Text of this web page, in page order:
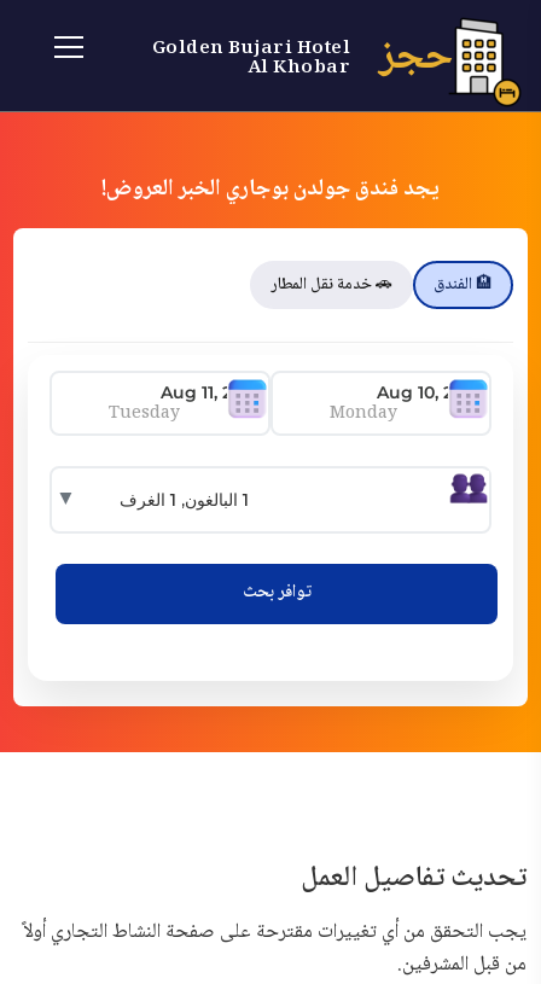
حجز Golden Bujari Hotel
Al Khobar
يجد فندق جولدن بوجاري الخبر العروض!
🏨 الفندق 🚗 خدمة نقل المطار
Monday
Tuesday
▼
توافر بحث
تحديث تفاصيل العمل
يجب التحقق من أي تغييرات مقترحة على صفحة النشاط التجاري أولاً
من قبل المشرفين.